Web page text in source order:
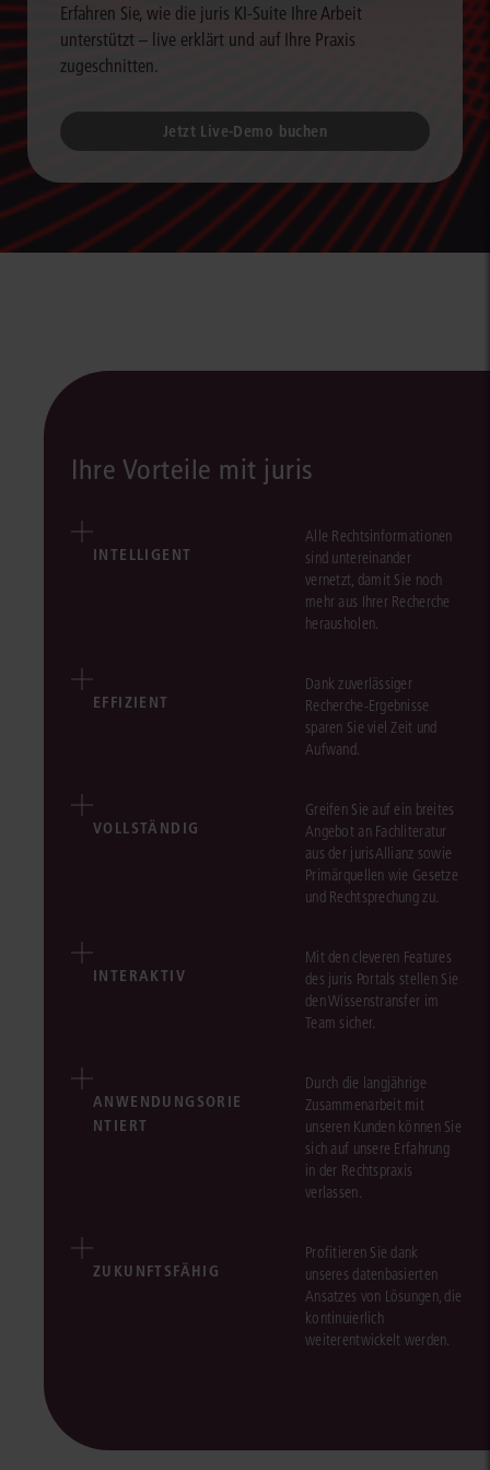
Erfahren Sie, wie die juris KI-Suite Ihre Arbeit
unterstützt – live erklärt und auf Ihre Praxis
zugeschnitten.
Jetzt Live-Demo buchen
Ihre Vorteile mit juris
INTELLIGENT
Alle Rechtsinformationen
sind untereinander
vernetzt, damit Sie noch
mehr aus Ihrer Recherche
herausholen.
EFFIZIENT
Dank zuverlässiger
Recherche-Ergebnisse
sparen Sie viel Zeit und
Aufwand.
VOLLSTÄNDIG
Greifen Sie auf ein breites
Angebot an Fachliteratur
aus der jurisAllianz sowie
Primärquellen wie Gesetze
und Rechtsprechung zu.
INTERAKTIV
Mit den cleveren Features
des juris Portals stellen Sie
den Wissenstransfer im
Team sicher.
ANWENDUNGSORIE
NTIERT
Durch die langjährige
Zusammenarbeit mit
unseren Kunden können Sie
sich auf unsere Erfahrung
in der Rechtspraxis
verlassen.
ZUKUNFTSFÄHIG
Profitieren Sie dank
unseres datenbasierten
Ansatzes von Lösungen, die
kontinuierlich
weiterentwickelt werden.